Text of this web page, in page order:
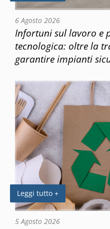
6 Agosto 2026
Infortuni sul lavoro e
tecnologica: oltre la
garantire impianti
Leggi tutto +
5 Agosto 2026